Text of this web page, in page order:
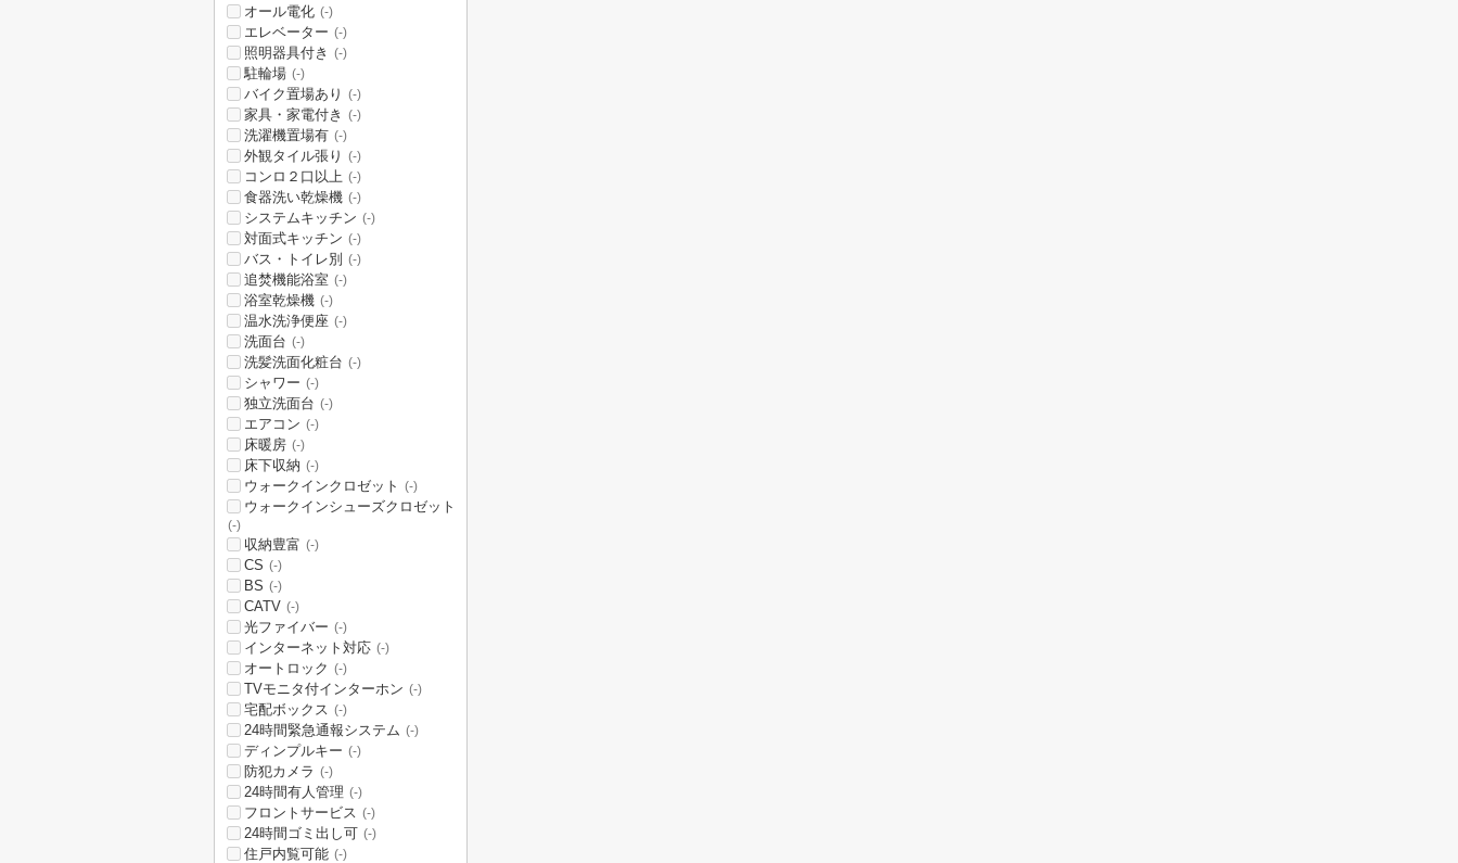
オール電化 (-)
エレベーター (-)
照明器具付き (-)
駐輪場 (-)
バイク置場あり (-)
家具・家電付き (-)
洗濯機置場有 (-)
外観タイル張り (-)
コンロ２口以上 (-)
食器洗い乾燥機 (-)
システムキッチン (-)
対面式キッチン (-)
バス・トイレ別 (-)
追焚機能浴室 (-)
浴室乾燥機 (-)
温水洗浄便座 (-)
洗面台 (-)
洗髪洗面化粧台 (-)
シャワー (-)
独立洗面台 (-)
エアコン (-)
床暖房 (-)
床下収納 (-)
ウォークインクロゼット (-)
ウォークインシューズクロゼット
(-)
収納豊富 (-)
CS (-)
BS (-)
CATV (-)
光ファイバー (-)
インターネット対応 (-)
オートロック (-)
TVモニタ付インターホン (-)
宅配ボックス (-)
24時間緊急通報システム (-)
ディンプルキー (-)
防犯カメラ (-)
24時間有人管理 (-)
フロントサービス (-)
24時間ゴミ出し可 (-)
住戸内覧可能 (-)